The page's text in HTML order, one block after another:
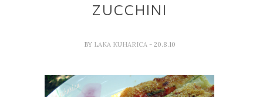
ZUCCHINI
BY LAKA KUHARICA - 20.8.10